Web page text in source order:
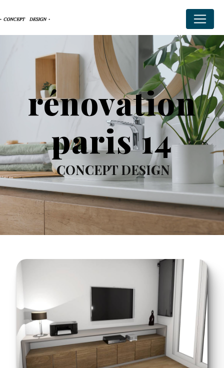
rénovation
paris 14
CONCEPT DESIGN